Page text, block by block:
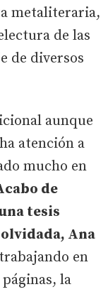
metaliteraria,
de las
de diversos
aunque
atención a
mucho en
de
tesis
Ana
en
la